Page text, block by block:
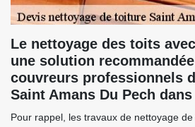
Le nettoyage des toits
une solution
couvreurs professionnels
Saint Amans Du Pech dans
Pour rappel, les travaux de nettoyage